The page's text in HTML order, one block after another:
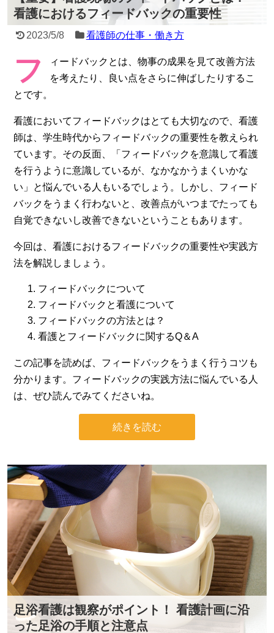
看護におけるフィードバックの重要性
2023/5/8 看護師の仕事・働き方
フ
ィードバックとは、物事の成果を見て改善方法
を考えたり、良い点をさらに伸ばしたりするこ
とです。
看護においてフィードバックはとても大切なので、看護
師は、学生時代からフィードバックの重要性を教えられ
ています。その反面、「フィードバックを意識して看護
を行うように意識しているが、なかなかうまくいかな
い」と悩んでいる人もいるでしょう。しかし、フィード
バックをうまく行わないと、改善点がいつまでたっても
自覚できないし改善できないということもあります。
今回は、看護におけるフィードバックの重要性や実践方
法を解説しましょう。
フィードバックについて
フィードバックと看護について
フィードバックの方法とは？
看護とフィードバックに関するQ＆A
この記事を読めば、フィードバックをうまく行うコツも
分かります。フィードバックの実践方法に悩んでいる人
は、ぜひ読んでみてくださいね。
続きを読む
足浴看護は観察がポイント！ 看護計画に沿
った足浴の手順と注意点